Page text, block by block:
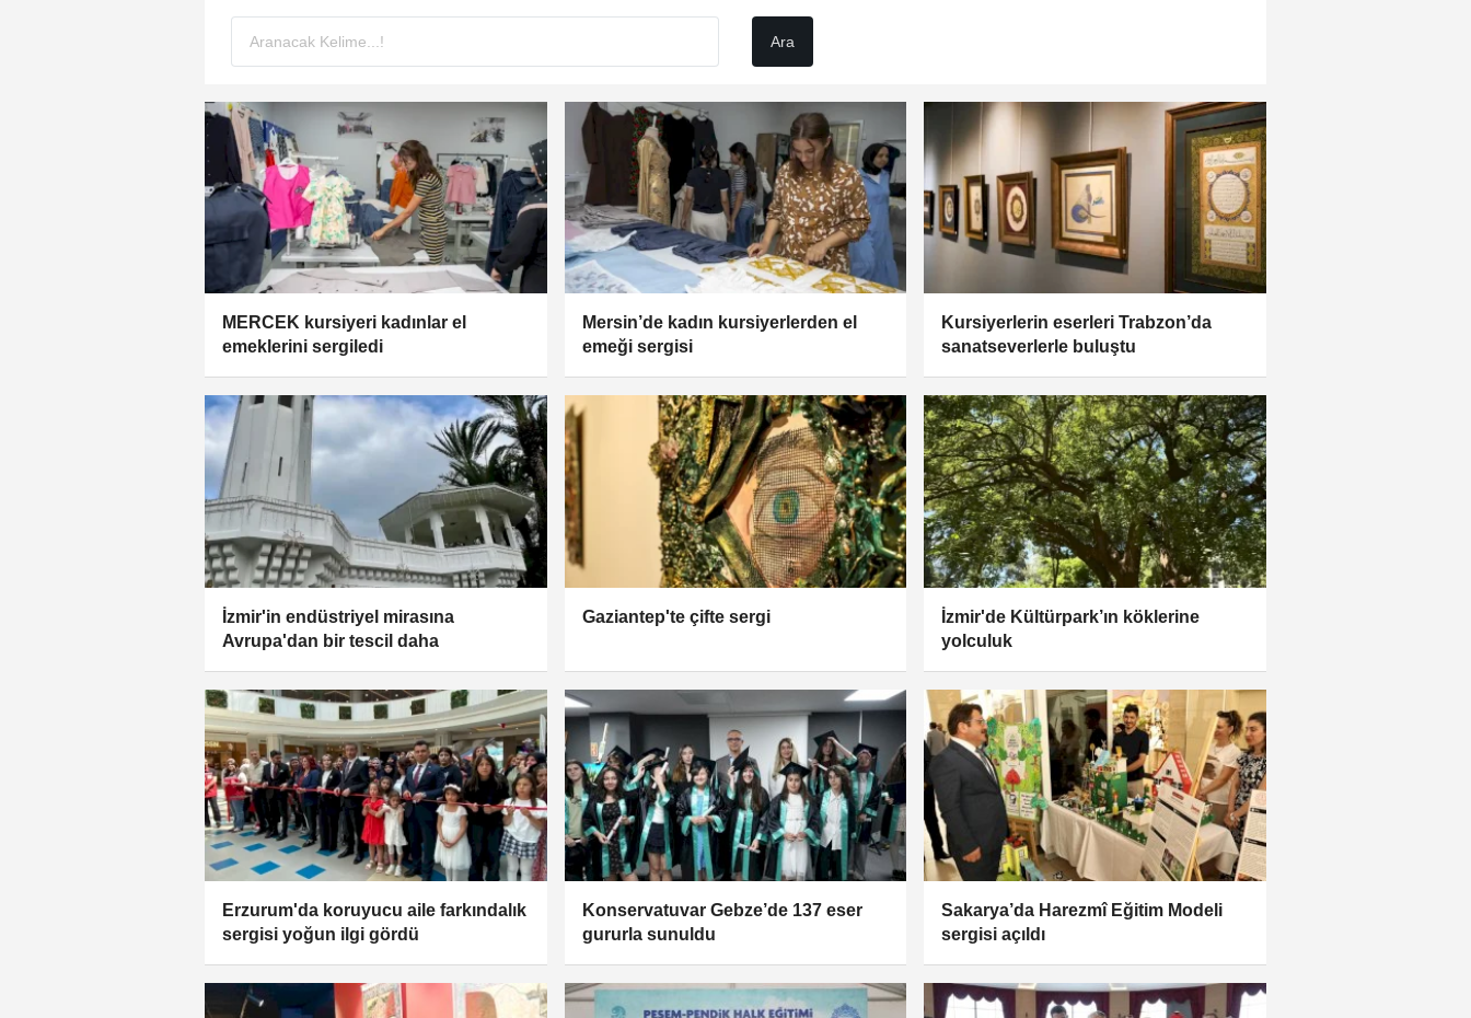
MERCEK kursiyeri kadınlar el
emeklerini sergiledi
Mersin’de kadın kursiyerlerden el
emeği sergisi
Kursiyerlerin eserleri Trabzon’da
sanatseverlerle buluştu
İzmir'in endüstriyel mirasına
Avrupa'dan bir tescil daha
Gaziantep'te çifte sergi
İzmir'de Kültürpark’ın köklerine
yolculuk
Erzurum'da koruyucu aile farkındalık
sergisi yoğun ilgi gördü
Konservatuvar Gebze’de 137 eser
gururla sunuldu
Sakarya’da Harezmî Eğitim Modeli
sergisi açıldı